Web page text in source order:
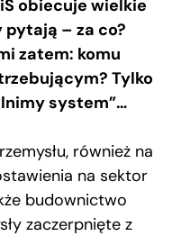
obiecuje wielkie
pytają – za co?
zatem: komu
Tylko
system”…
również na
na sektor
budownictwo
zaczerpnięte z